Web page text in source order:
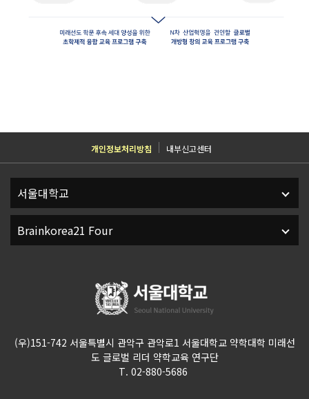
개인정보처리방침 내부신고센터
(우)151-742 서울특별시 관악구 관악로1 서울대학교 약학대학 미래선
도 글로벌 리더 약학교육 연구단
T. 02-880-5686